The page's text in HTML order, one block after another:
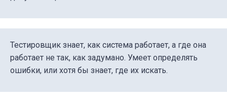
Тестировщик знает, как система работает, а где она
работает не так, как задумано. Умеет определять
ошибки, или хотя бы знает, где их искать.